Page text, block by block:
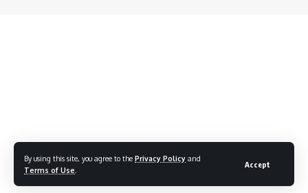
By using this site, you agree to the Privacy Policy and
Terms of Use
Accept